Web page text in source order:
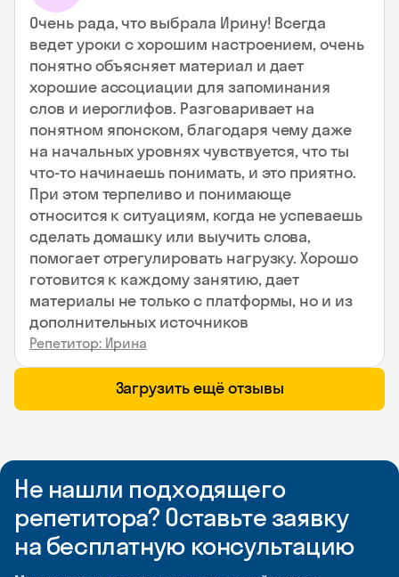
Очень рада, что выбрала Ирину! Всегда
ведет уроки с хорошим настроением, очень
понятно объясняет материал и дает
хорошие ассоциации для запоминания
слов и иероглифов. Разговаривает на
понятном японском, благодаря чему даже
на начальных уровнях чувствуется, что ты
что-то начинаешь понимать, и это приятно.
При этом терпеливо и понимающе
относится к ситуациям, когда не успеваешь
сделать домашку или выучить слова,
помогает отрегулировать нагрузку. Хорошо
готовится к каждому занятию, дает
материалы не только с платформы, но и из
дополнительных источников
Репетитор: Ирина
Загрузить ещё отзывы
Не нашли подходящего
репетитора? Оставьте заявку
на бесплатную консультацию